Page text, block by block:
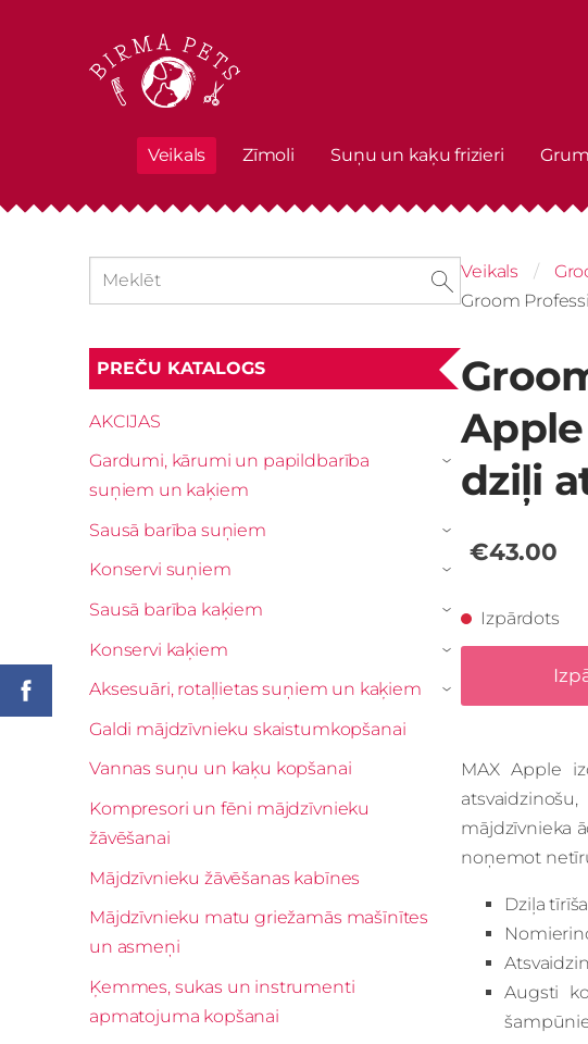
Veikals Zīmoli Suņu un kaķu frizieri
PREČU KATALOGS
AKCIJAS
Gardumi, kārumi un papildbarība
suņiem un kaķiem
›
Sausā barība suņiem ›
Konservi suņiem ›
Sausā barība kaķiem ›
Konservi kaķiem ›
Aksesuāri, rotaļlietas suņiem un kaķiem ›
Galdi mājdzīvnieku skaistumkopšanai
Vannas suņu un kaķu kopšanai
Kompresori un fēni mājdzīvnieku
žāvēšanai
Mājdzīvnieku žāvēšanas kabīnes
Mājdzīvnieku matu griežamās mašīnītes
un asmeņi
Ķemmes, sukas un instrumenti
apmatojuma kopšanai
Veikals
Groom
dziļi
€43.00
Izpārdots
MAX Apple
mājdzīvnieka
noņemot
Dziļa
Augsti